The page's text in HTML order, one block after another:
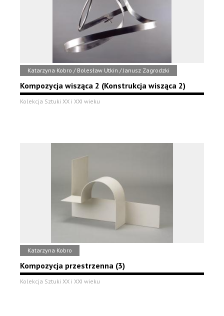
Katarzyna Kobro / Bolesław Utkin / Janusz Zagrodzki
Kompozycja wisząca 2 (Konstrukcja wisząca 2)
Kolekcja Sztuki XX i XXI wieku
Katarzyna Kobro
Kompozycja przestrzenna (3)
Kolekcja Sztuki XX i XXI wieku